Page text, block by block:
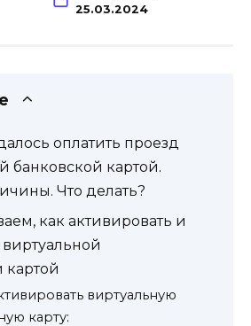
25.03.2024
оплатить проезд
банковской картой.
Что делать?
как активировать и
виртуальной
картой
виртуальную
карту: